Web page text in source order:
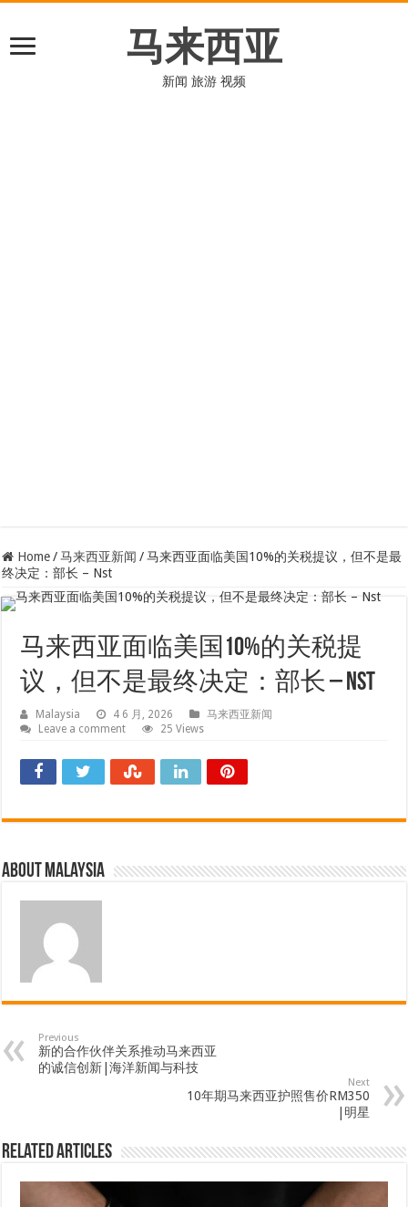
马来西亚
新闻 旅游 视频
Home / 马来西亚新闻 / 马来西亚面临美国10%的关税提议，但不是最
终决定：部长 – Nst
马来西亚面临美国10%的关税提
议，但不是最终决定：部长 – Nst
Malaysia 4 6 月, 2026
马来西亚新闻
Leave a comment
25 Views
About Malaysia
Previous
新的合作伙伴关系推动马来西亚
的诚信创新|海洋新闻与科技
Next
10年期马来西亚护照售价RM350
|明星
Related Articles